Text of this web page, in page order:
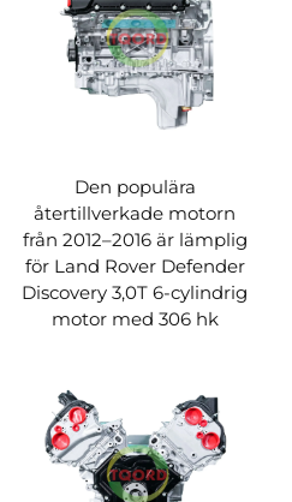
Den populära
återtillverkade motorn
från 2012–2016 är lämplig
för Land Rover Defender
Discovery 3,0T 6-cylindrig
motor med 306 hk